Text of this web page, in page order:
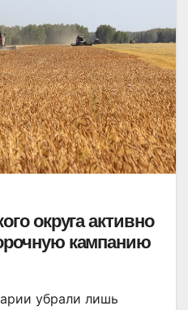
округа активно
кампанию
убрали лишь